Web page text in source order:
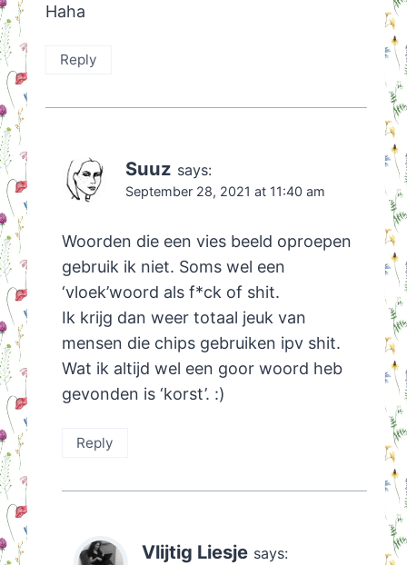
Haha
Reply
Suuz says:
September 28, 2021 at 11:40 am
Woorden die een vies beeld oproepen
gebruik ik niet. Soms wel een
‘vloek’woord als f*ck of shit.
Ik krijg dan weer totaal jeuk van
mensen die chips gebruiken ipv shit.
Wat ik altijd wel een goor woord heb
gevonden is ‘korst’. :)
Reply
Vlijtig Liesje says: